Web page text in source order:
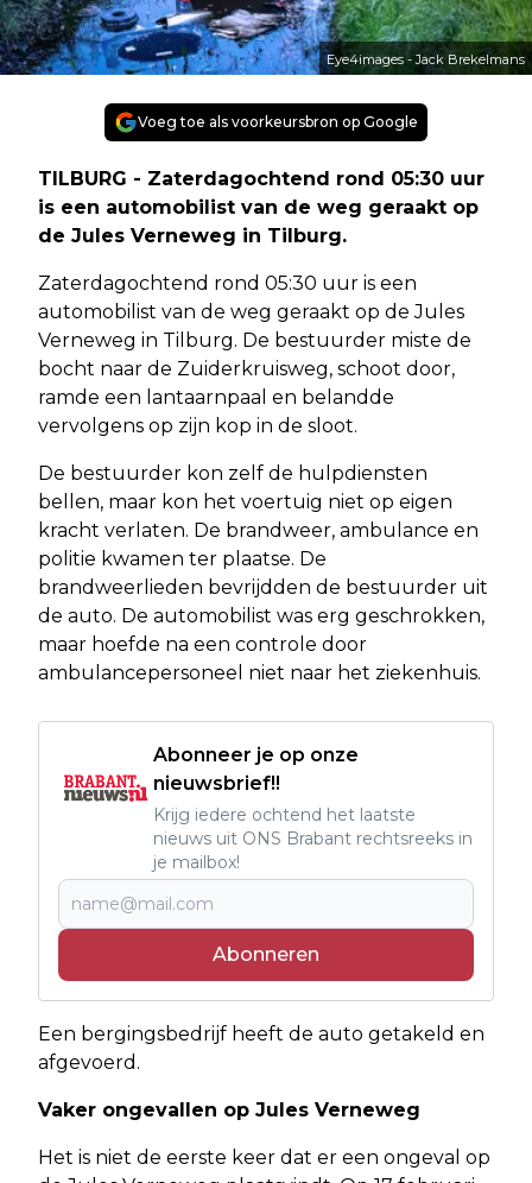
Eye4images - Jack Brekelmans
Voeg toe als voorkeursbron op Google
TILBURG - Zaterdagochtend rond 05:30 uur
is een automobilist van de weg geraakt op
de Jules Verneweg in Tilburg.
Zaterdagochtend rond 05:30 uur is een
automobilist van de weg geraakt op de Jules
Verneweg in Tilburg. De bestuurder miste de
bocht naar de Zuiderkruisweg, schoot door,
ramde een lantaarnpaal en belandde
vervolgens op zijn kop in de sloot.
De bestuurder kon zelf de hulpdiensten
bellen, maar kon het voertuig niet op eigen
kracht verlaten. De brandweer, ambulance en
politie kwamen ter plaatse. De
brandweerlieden bevrijdden de bestuurder uit
de auto. De automobilist was erg geschrokken,
maar hoefde na een controle door
ambulancepersoneel niet naar het ziekenhuis.
Abonneer je op onze
nieuwsbrief!!
Krijg iedere ochtend het laatste
nieuws uit ONS Brabant rechtsreeks in
je mailbox!
Abonneren
Een bergingsbedrijf heeft de auto getakeld en
afgevoerd.
Vaker ongevallen op Jules Verneweg
Het is niet de eerste keer dat er een ongeval op